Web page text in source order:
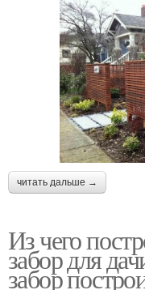
читать дальше →
Из чего
забор для
забор